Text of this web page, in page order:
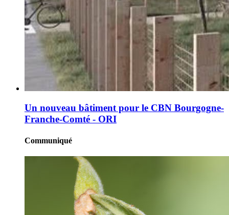
Un nouveau bâtiment pour le CBN Bourgogne-
Franche-Comté - ORI
Communiqué